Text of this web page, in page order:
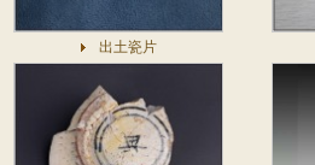
出土瓷片